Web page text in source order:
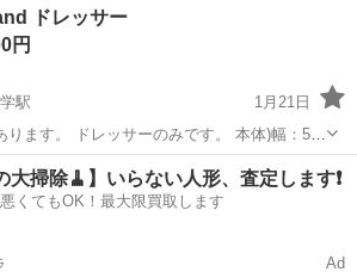
ッサー フランフラン
ドレッサー
円
駅
1月21日
。 ドレッサーのみです。 本体)幅：56
さ：71.5 (スツール)幅：35 (スツール)奥行：
(スツール)高さ：42 インテリア、ドレッサー
大学駅 ドレッサー niko
大掃除🧹】いらない人形、査定します❗️
くてもOK！最大限買取します
Ad